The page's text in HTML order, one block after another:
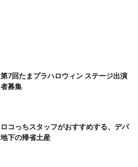
第7回たまプラハロウィン ステージ出演
者募集
ロコっちスタッフがおすすめする、デパ
地下の帰省土産